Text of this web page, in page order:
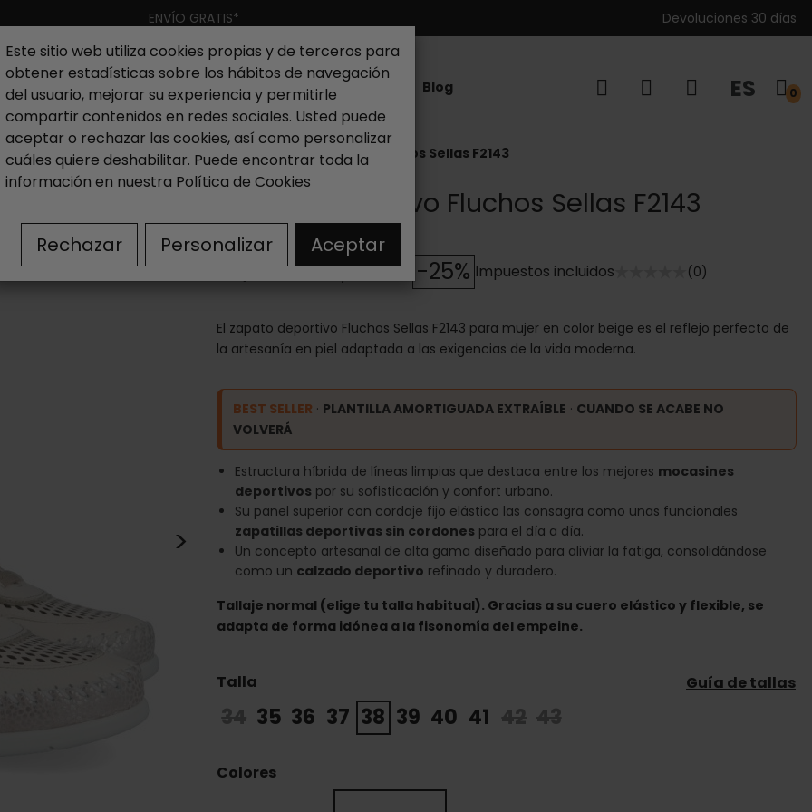
ENVÍO GRATIS* Devoluciones 30 días
Hombre Niño Nueva colección Outlet Marcas Blog ES 0
Zapatillas sneakers mujer Zapato deportivo Fluchos Sellas F2143
>
Zapato deportivo Fluchos Sellas F2143
75,00 € 99,90 € -25% Impuestos incluidos (0)
El zapato deportivo Fluchos Sellas F2143 para mujer en color beige es el reflejo perfecto de
la artesanía en piel adaptada a las exigencias de la vida moderna.
BEST SELLER · PLANTILLA AMORTIGUADA EXTRAÍBLE · CUANDO SE ACABE NO
VOLVERÁ
Estructura híbrida de líneas limpias que destaca entre los mejores mocasines
deportivos por su sofisticación y confort urbano.
Su panel superior con cordaje fijo elástico las consagra como unas funcionales
zapatillas deportivas sin cordones para el día a día.
Un concepto artesanal de alta gama diseñado para aliviar la fatiga, consolidándose
como un calzado deportivo refinado y duradero.
Tallaje normal (elige tu talla habitual). Gracias a su cuero elástico y flexible, se
adapta de forma idónea a la fisonomía del empeine.
Talla Guía de tallas
34 35 36 37 38 39 40 41 42 43
Colores
Este sitio web utiliza cookies propias y de terceros para
obtener estadísticas sobre los hábitos de navegación
del usuario, mejorar su experiencia y permitirle
compartir contenidos en redes sociales. Usted puede
aceptar o rechazar las cookies, así como personalizar
cuáles quiere deshabilitar. Puede encontrar toda la
información en nuestra Política de Cookies
Rechazar Personalizar Aceptar